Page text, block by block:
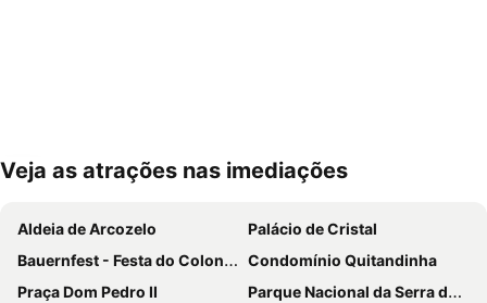
Ampliar mapa
Veja as atrações nas imediações
Aldeia de Arcozelo
Palácio de Cristal
Bauernfest - Festa do Colono Alemão
Condomínio Quitandinha
Praça Dom Pedro II
Parque Nacional da Serra dos Órgãos